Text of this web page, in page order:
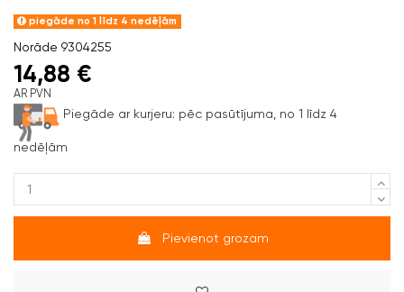
piegāde no 1 līdz 4 nedēļām
Norāde 9304255
14,88 €
AR PVN
Piegāde ar kurjeru: pēc pasūtījuma, no 1 līdz 4
nedēļām
Pievienot grozam